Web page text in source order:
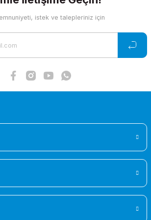
istek ve talepleriniz için